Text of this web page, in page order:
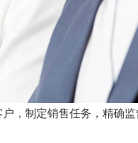
制定销售任务，精